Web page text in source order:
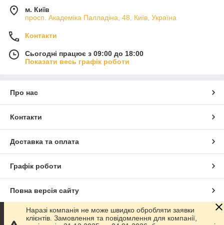
м. Київ
просп. Академіка Палладіна, 48, Київ, Україна
Контакти
Сьогодні працює з 09:00 до 18:00
Показати весь графік роботи
Про нас
Контакти
Доставка та оплата
Графік роботи
Повна версія сайту
Сайт створено на маркетплейсіProm.ua
Наразі компанія не може швидко обробляти заявки
клієнтів. Замовлення та повідомлення для компанії,